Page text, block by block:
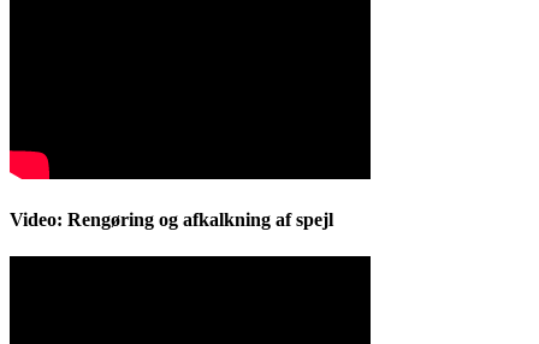
Video: Rengøring og afkalkning af spejl